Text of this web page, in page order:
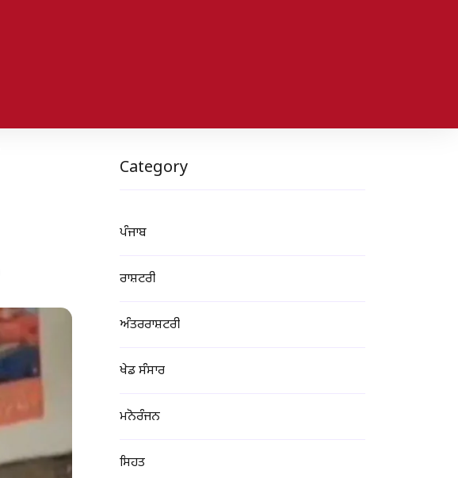
Category
ਪੰਜਾਬ
ਰਾਸ਼ਟਰੀ
ਅੰਤਰਰਾਸ਼ਟਰੀ
ਖੇਡ ਸੰਸਾਰ
ਮਨੋਰੰਜਨ
ਸਿਹਤ